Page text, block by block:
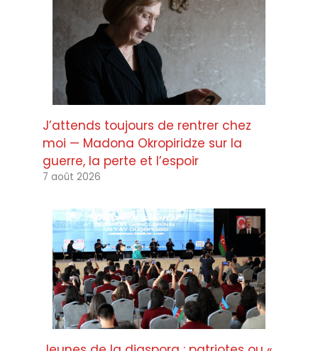
J’attends toujours de rentrer chez
moi — Madona Okropiridze sur la
guerre, la perte et l’espoir
7 août 2026